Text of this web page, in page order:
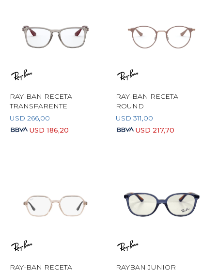
RAY-BAN RECETA
TRANSPARENTE
USD 266,00
USD 186,20
RAY-BAN RECETA
ROUND
USD 311,00
USD 217,70
RAY-BAN RECETA
RAYBAN JUNIOR